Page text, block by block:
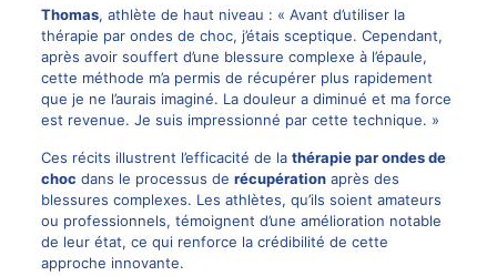
Thomas, athlète de haut niveau : « Avant d’utiliser la
thérapie par ondes de choc, j’étais sceptique. Cependant,
après avoir souffert d’une blessure complexe à l’épaule,
cette méthode m’a permis de récupérer plus rapidement
que je ne l’aurais imaginé. La douleur a diminué et ma force
est revenue. Je suis impressionné par cette technique. »
Ces récits illustrent l’efficacité de la thérapie par ondes de
choc dans le processus de récupérationaprès des
blessures complexes. Les athlètes, qu’ils soient amateurs
ou professionnels, témoignent d’une amélioration notable
de leur état, ce qui renforce la crédibilité de cette
approche innovante.